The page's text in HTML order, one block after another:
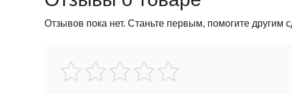
Отзывов пока нет. Станьте первым, помогите другим